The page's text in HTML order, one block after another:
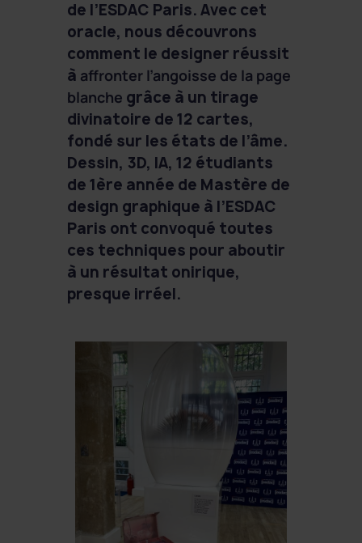
de l’ESDAC Paris. Avec cet
oracle, nous découvrons
comment le designer réussit
à affronter l’angoisse de la page
blanche grâce à un tirage
divinatoire de 12 cartes,
fondé sur les états de l’âme.
Dessin, 3D, IA, 12 étudiants
de 1ère année de Mastère de
design graphique à l’ESDAC
Paris ont convoqué toutes
ces techniques pour aboutir
à un résultat onirique,
presque irréel.